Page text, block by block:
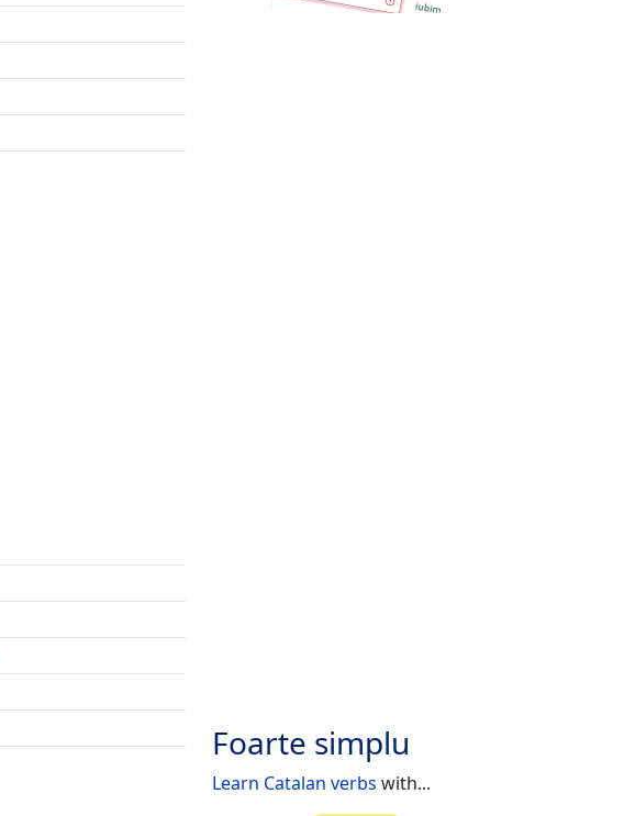
Foarte simplu
Learn Catalan verbs with...